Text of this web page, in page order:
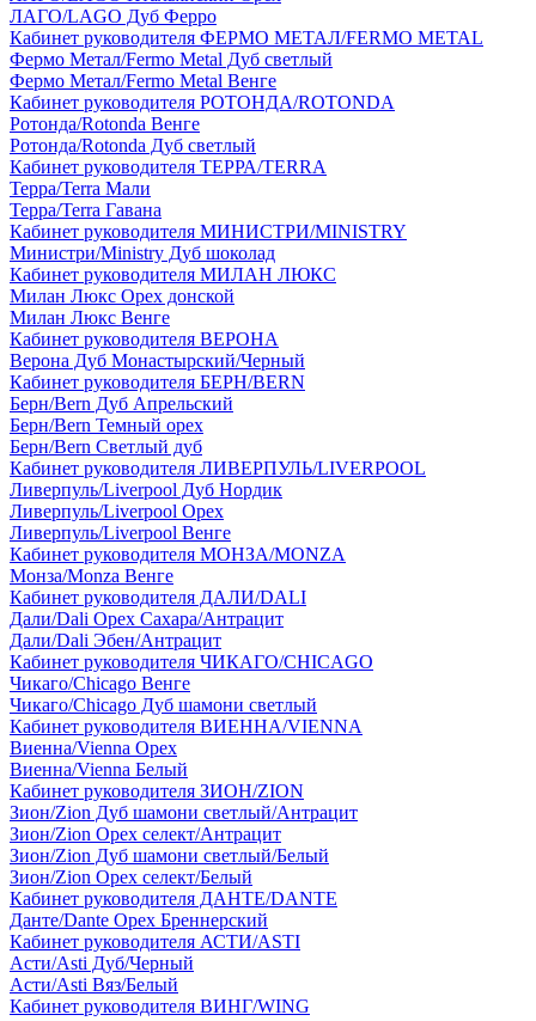
ЛАГО/LAGO Дуб Ферро
Кабинет руководителя ФЕРМО МЕТАЛ/FERMO METAL
Фермо Метал/Fermo Metal Дуб светлый
Фермо Метал/Fermo Metal Венге
Кабинет руководителя РОТОНДА/ROTONDA
Ротонда/Rotonda Венге
Ротонда/Rotonda Дуб светлый
Кабинет руководителя ТЕРРА/TERRA
Терра/Terra Мали
Терра/Terra Гавана
Кабинет руководителя МИНИСТРИ/MINISTRY
Министри/Ministry Дуб шоколад
Кабинет руководителя МИЛАН ЛЮКС
Милан Люкс Орех донской
Милан Люкс Венге
Кабинет руководителя ВЕРОНА
Верона Дуб Монастырский/Черный
Кабинет руководителя БЕРН/BERN
Берн/Bern Дуб Апрельский
Берн/Bern Темный орех
Берн/Bern Светлый дуб
Кабинет руководителя ЛИВЕРПУЛЬ/LIVERPOOL
Ливерпуль/Liverpool Дуб Нордик
Ливерпуль/Liverpool Орех
Ливерпуль/Liverpool Венге
Кабинет руководителя МОНЗА/MONZA
Монза/Monza Венге
Кабинет руководителя ДАЛИ/DALI
Дали/Dali Орех Cахара/Антрацит
Дали/Dali Эбен/Антрацит
Кабинет руководителя ЧИКАГО/CHICAGO
Чикаго/Chicago Венге
Чикаго/Chicago Дуб шамони светлый
Кабинет руководителя ВИЕННА/VIENNA
Виенна/Vienna Орех
Виенна/Vienna Белый
Кабинет руководителя ЗИОН/ZION
Зион/Zion Дуб шамони светлый/Антрацит
Зион/Zion Орех селект/Антрацит
Зион/Zion Дуб шамони светлый/Белый
Зион/Zion Орех селект/Белый
Кабинет руководителя ДАНТЕ/DANTE
Данте/Dante Орех Бреннерский
Кабинет руководителя АСТИ/ASTI
Асти/Asti Дуб/Черный
Асти/Asti Вяз/Белый
Кабинет руководителя ВИНГ/WING